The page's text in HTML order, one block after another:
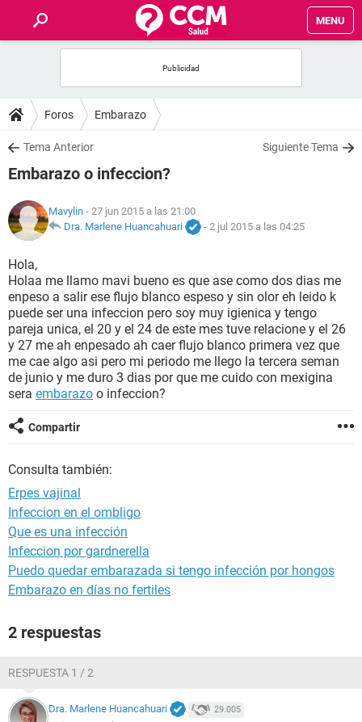
MENU
FOROS
SALUD
NUTRICIÓN
BIENESTAR
SEXUALIDAD
GLOSARIO
Foros Embarazo
Tema Anterior Siguiente Tema
Embarazo o infeccion?
Mavylin - 27 jun 2015 a las 21:00
Dra. Marlene Huancahuari
- 2 jul 2015 a las 04:25
Hola,
Holaa me llamo mavi bueno es que ase como dos dias me
enpeso a salir ese flujo blanco espeso y sin olor eh leido k
puede ser una infeccion pero soy muy igienica y tengo
pareja unica, el 20 y el 24 de este mes tuve relacione y el 26
y 27 me ah enpesado ah caer flujo blanco primera vez que
me cae algo asi pero mi periodo me llego la tercera seman
de junio y me duro 3 dias por que me cuido con mexigina
sera embarazo o infeccion?
Compartir
Consulta también:
Erpes vajinal
Infeccion en el ombligo
Que es una infección
Infeccion por gardnerella
Puedo quedar embarazada si tengo infección por hongos
Embarazo en días no fertiles
2 respuestas
RESPUESTA 1 / 2
Dra. Marlene Huancahuari 29.005